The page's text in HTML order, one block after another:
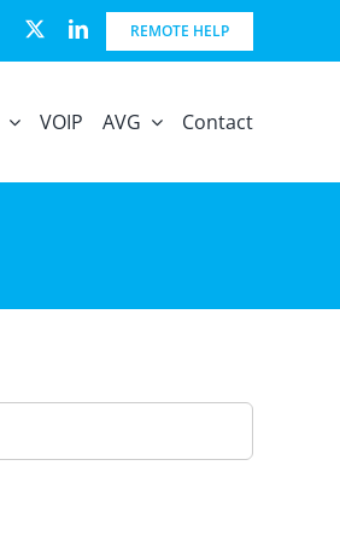
REMOTE HELP
VOIP AVG Contact